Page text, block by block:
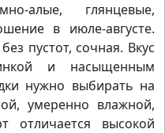
алые, глянцевые,
в июле-августе.
пустот, сочная. Вкус
и насыщенным
нужно выбирать на
умеренно влажной,
отличается высокой